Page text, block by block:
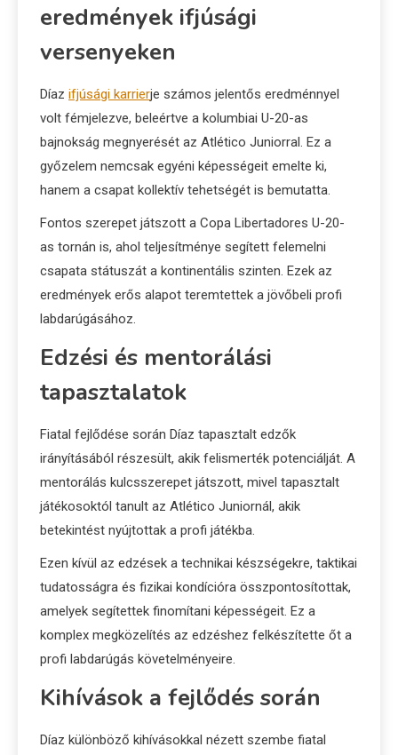
eredmények ifjúsági
versenyeken
Díaz ifjúsági karrierje számos jelentős eredménnyel
volt fémjelezve, beleértve a kolumbiai U-20-as
bajnokság megnyerését az Atlético Juniorral. Ez a
győzelem nemcsak egyéni képességeit emelte ki,
hanem a csapat kollektív tehetségét is bemutatta.
Fontos szerepet játszott a Copa Libertadores U-20-
as tornán is, ahol teljesítménye segített felemelni
csapata státuszát a kontinentális szinten. Ezek az
eredmények erős alapot teremtettek a jövőbeli profi
labdarúgásához.
Edzési és mentorálási
tapasztalatok
Fiatal fejlődése során Díaz tapasztalt edzők
irányításából részesült, akik felismerték potenciálját. A
mentorálás kulcsszerepet játszott, mivel tapasztalt
játékosoktól tanult az Atlético Juniornál, akik
betekintést nyújtottak a profi játékba.
Ezen kívül az edzések a technikai készségekre, taktikai
tudatosságra és fizikai kondícióra összpontosítottak,
amelyek segítettek finomítani képességeit. Ez a
komplex megközelítés az edzéshez felkészítette őt a
profi labdarúgás követelményeire.
Kihívások a fejlődés során
Díaz különböző kihívásokkal nézett szembe fiatal